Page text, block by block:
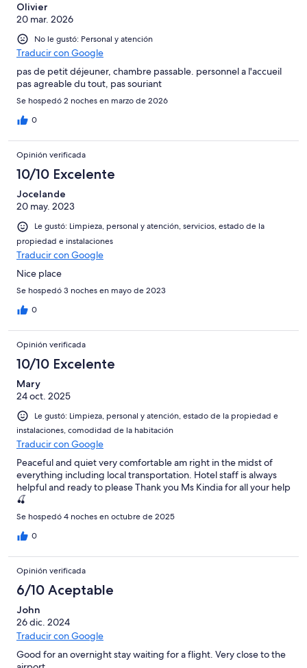
Olivier
20 mar. 2026
No le gustó: Personal y atención
Traducir con Google
pas de petit déjeuner, chambre passable. personnel a l'accueil
pas agreable du tout, pas souriant
Se hospedó 2 noches en marzo de 2026
0
Opinión verificada
10/10 Excelente
Jocelande
20 may. 2023
Le gustó: Limpieza, personal y atención, servicios, estado de la
propiedad e instalaciones
Traducir con Google
Nice place
Se hospedó 3 noches en mayo de 2023
0
Opinión verificada
10/10 Excelente
Mary
24 oct. 2025
Le gustó: Limpieza, personal y atención, estado de la propiedad e
instalaciones, comodidad de la habitación
Traducir con Google
Peaceful and quiet very comfortable am right in the midst of
everything including local transportation. Hotel staff is always
helpful and ready to please Thank you Ms Kindia for all your help
🍒
Se hospedó 4 noches en octubre de 2025
0
Opinión verificada
6/10 Aceptable
John
26 dic. 2024
Traducir con Google
Good for an overnight stay waiting for a flight. Very close to the